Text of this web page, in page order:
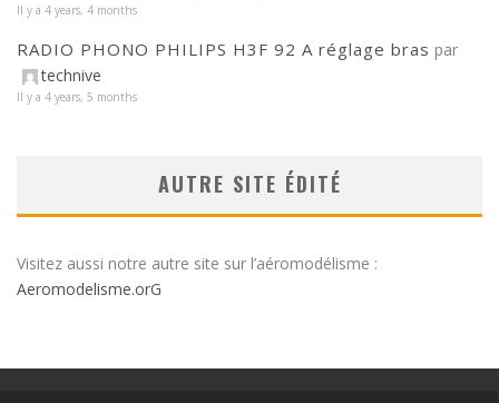
Il y a 4 years, 4 months
RADIO PHONO PHILIPS H3F 92 A réglage bras par
technive
Il y a 4 years, 5 months
AUTRE SITE ÉDITÉ
Visitez aussi notre autre site sur l’aéromodélisme :
Aeromodelisme.orG